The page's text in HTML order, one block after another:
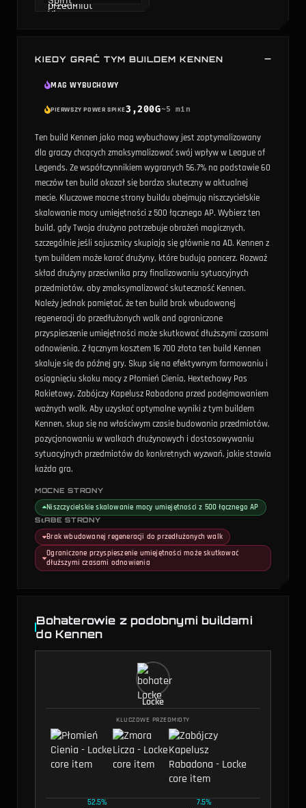
KIEDY GRAĆ TYM BUILDEM KENNEN
MAG WYBUCHOWY
PIERWSZY POWER SPIKE3,200G~5 min
Ten build Kennen jako mag wybuchowy jest zoptymalizowany
dla graczy chcących zmaksymalizować swój wpływ w League of
Legends. Ze współczynnikiem wygranych 56.7% na podstawie 60
meczów ten build okazał się bardzo skuteczny w aktualnej
mecie. Kluczowe mocne strony buildu obejmują niszczycielskie
skalowanie mocy umiejętności z 500 łącznego AP. Wybierz ten
build, gdy Twoja drużyna potrzebuje obrażeń magicznych,
szczególnie jeśli sojusznicy skupiają się głównie na AD. Kennen z
tym buildem może karać drużyny, które budują pancerz. Rozważ
skład drużyny przeciwnika przy finalizowaniu sytuacyjnych
przedmiotów, aby zmaksymalizować skuteczność Kennen.
Należy jednak pamiętać, że ten build brak wbudowanej
regeneracji do przedłużonych walk and ograniczone
przyspieszenie umiejętności może skutkować dłuższymi czasami
odnowienia. Z łącznym kosztem 16 700 złota ten build Kennen
skaluje się do późnej gry. Skup się na efektywnym farmowaniu i
osiągnięciu skoku mocy z Płomień Cienia, Hextechowy Pas
Rakietowy, Zabójczy Kapelusz Rabadona przed podejmowaniem
ważnych walk. Aby uzyskać optymalne wyniki z tym buildem
Kennen, skup się na właściwym czasie budowania przedmiotów,
pozycjonowaniu w walkach drużynowych i dostosowywaniu
sytuacyjnych przedmiotów do konkretnych wyzwań, jakie stawia
każda gra.
MOCNE STRONY
Niszczycielskie skalowanie mocy umiejętności z 500 łącznego AP
SŁABE STRONY
Brak wbudowanej regeneracji do przedłużonych walk
Ograniczone przyspieszenie umiejętności może skutkować
dłuższymi czasami odnowienia
Bohaterowie z podobnymi buildami
do Kennen
Locke
KLUCZOWE PRZEDMIOTY
52.5% 7.5%